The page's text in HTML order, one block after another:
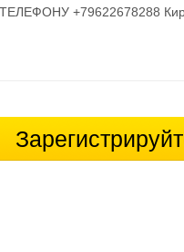
+79622678288